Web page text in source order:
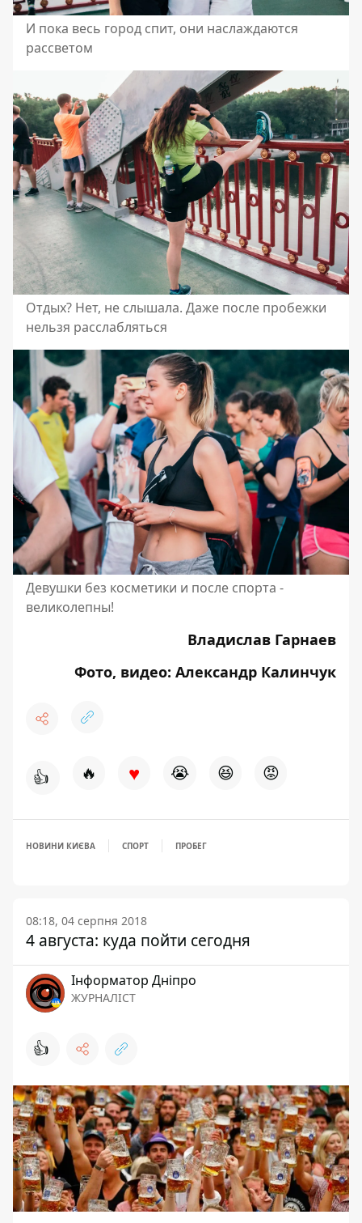
И пока весь город спит, они наслаждаются
рассветом
Отдых? Нет, не слышала. Даже после пробежки
нельзя расслабляться
Девушки без косметики и после спорта -
великолепны!
Владислав Гарнаев
Фото, видео: Александр Калинчук
👍 🔥 ♥ 😭 😆 😡
НОВИНИ КИЄВА СПОРТ ПРОБЕГ
08:18, 04 серпня 2018
4 августа: куда пойти сегодня
Інформатор Дніпро
ЖУРНАЛІСТ
👍